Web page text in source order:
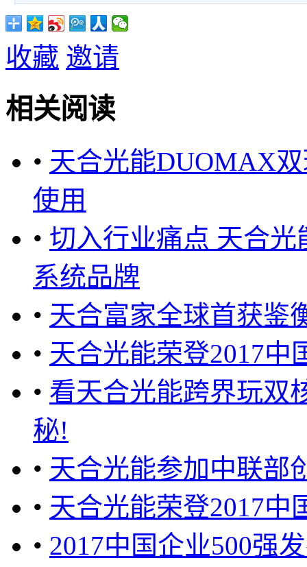
收藏 邀请
相关阅读
• 天合光能DUOMAX
使用
• 切入行业痛点 天合
系统品牌
• 天合富家全球首获鉴
• 天合光能荣登2017中
• 看天合光能跨界玩双
秘!
• 天合光能参加中联部
• 天合光能荣登2017中
• 2017中国企业500强